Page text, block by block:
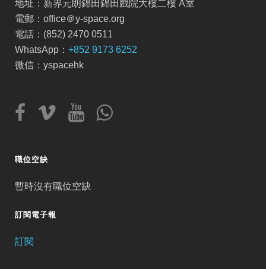
地址：新界元朗錦田錦田戲院大樓二樓 A室
電郵：office＠y-space.org
電話：(852) 2470 0511
WhatsApp： +852 9173 6252
微信：yspacehk
職位空缺
暫時沒有職位空缺
訂閱電子報
訂閱